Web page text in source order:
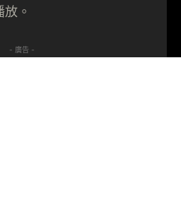
。
- 廣告 -